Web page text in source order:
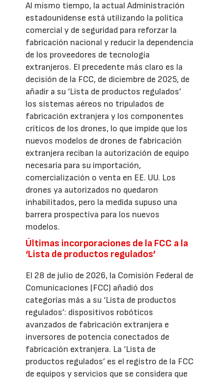
Al mismo tiempo, la actual Administración
estadounidense está utilizando la política
comercial y de seguridad para reforzar la
fabricación nacional y reducir la dependencia
de los proveedores de tecnología
extranjeros. El precedente más claro es la
decisión de la FCC, de diciembre de 2025, de
añadir a su ‘Lista de productos regulados’
los sistemas aéreos no tripulados de
fabricación extranjera y los componentes
críticos de los drones, lo que impide que los
nuevos modelos de drones de fabricación
extranjera reciban la autorización de equipo
necesaria para su importación,
comercialización o venta en EE. UU. Los
drones ya autorizados no quedaron
inhabilitados, pero la medida supuso una
barrera prospectiva para los nuevos
modelos.
Últimas incorporaciones de la FCC a la
‘Lista de productos regulados’
El 28 de julio de 2026, la Comisión Federal de
Comunicaciones (FCC) añadió dos
categorías más a su ‘Lista de productos
regulados’: dispositivos robóticos
avanzados de fabricación extranjera e
inversores de potencia conectados de
fabricación extranjera. La ‘Lista de
productos regulados’ es el registro de la FCC
de equipos y servicios que se considera que